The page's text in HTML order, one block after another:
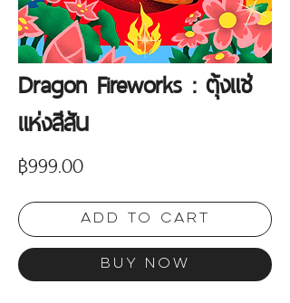
Dragon Fireworks : ตุ้งแช่
แห่งสีสัน
฿999.00Price
Add to Cart
Buy Now